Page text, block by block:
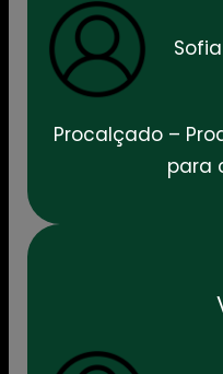
Procalçado –
para